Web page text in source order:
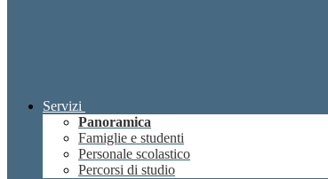
Servizi
Panoramica
Famiglie e studenti
Personale scolastico
Percorsi di studio